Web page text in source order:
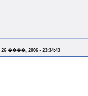
26 ����, 2006 - 23:34:43